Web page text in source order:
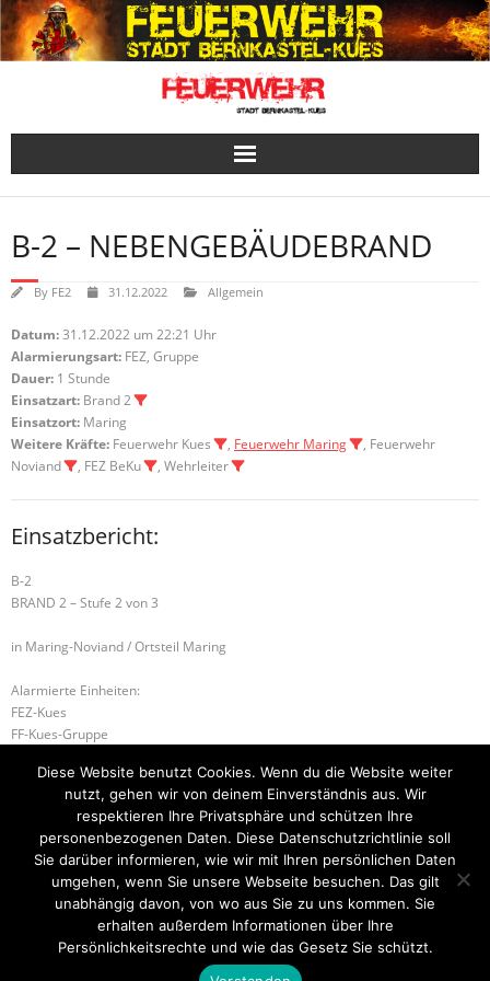
Skip
to
content
B-2 – NEBENGEBÄUDEBRAND
By FE2 31.12.2022 Allgemein
Datum:31.12.2022 um 22:21 Uhr
Alarmierungsart: FEZ, Gruppe
Dauer: 1 Stunde
Einsatzart: Brand 2
Einsatzort: Maring
Weitere Kräfte: Feuerwehr Kues , Feuerwehr Maring
, Feuerwehr
Noviand
, FEZ BeKu , Wehrleiter
Einsatzbericht:
B-2
BRAND 2 – Stufe 2 von 3
in Maring-Noviand / Ortsteil Maring
Alarmierte Einheiten:
FEZ-Kues
FF-Kues-Gruppe
FF-Maring
WL-Bernkastel-Kues
H-2 VERKEHRSUNFALL B-2 BRANDMELDEANLAGE
Startseite Einsätze Mitglied werden Über uns
Kontakt
Diese Website benutzt Cookies. Wenn du die Website weiter
nutzt, gehen wir von deinem Einverständnis aus. Wir
respektieren Ihre Privatsphäre und schützen Ihre
personenbezogenen Daten. Diese Datenschutzrichtlinie soll
Sie darüber informieren, wie wir mit Ihren persönlichen Daten
umgehen, wenn Sie unsere Webseite besuchen. Das gilt
unabhängig davon, von wo aus Sie zu uns kommen. Sie
erhalten außerdem Informationen über Ihre
Persönlichkeitsrechte und wie das Gesetz Sie schützt.